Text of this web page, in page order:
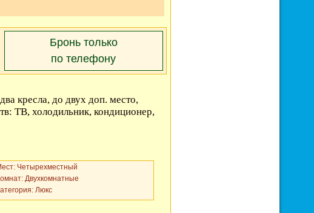
Бронь только
по телефону
кресла, до двух доп. место,
ТВ, холодильник, кондиционер,
Четырехместный
Двухкомнатные
Люкс